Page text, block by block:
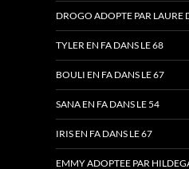
DROGO ADOPTE PAR LAURE
TYLER EN FA DANS LE 68
BOULI EN FA DANS LE 67
SANA EN FA DANS LE 54
IRIS EN FA DANS LE 67
EMMY ADOPTEE PAR